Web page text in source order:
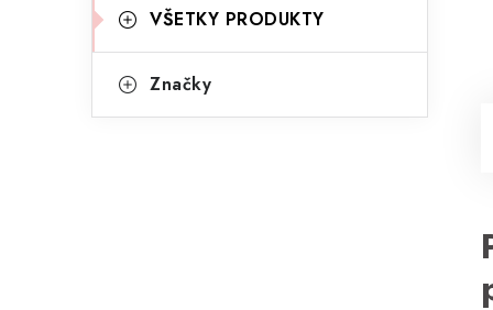
VŠETKY PRODUKTY
Značky